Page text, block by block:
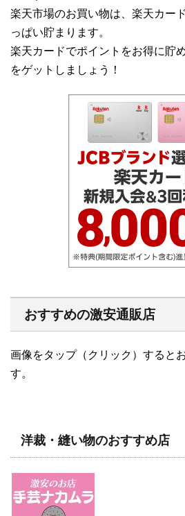
楽天市場のお買い物は、楽天カー
っぱい貯まります。
楽天カードでポイントをお得に貯
をゲットしましょう！
おすすめの激安通販店
画像をタップ（クリック）すると
す。
洋裁・縫い物のおすすめ店